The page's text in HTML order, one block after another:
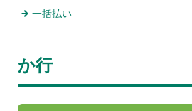
一括払い
か行